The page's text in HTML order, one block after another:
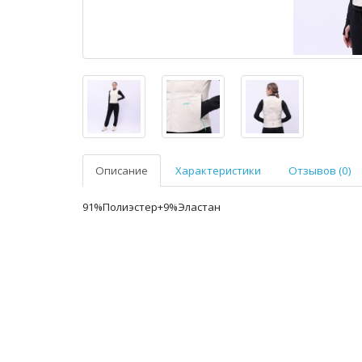
Описание Характеристики Отзывов (0)
91%Полиэстер+9%Эластан